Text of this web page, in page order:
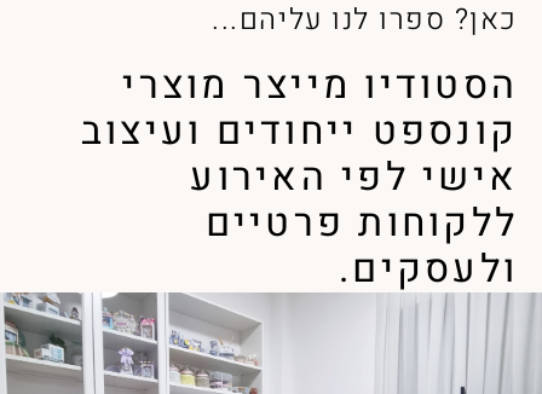
כאן? ספרו לנו עליהם...
הסטודיו מייצר מוצרי
קונספט ייחודים ועיצוב
אישי לפי האירוע
ללקוחות פרטיים
ולעסקים.